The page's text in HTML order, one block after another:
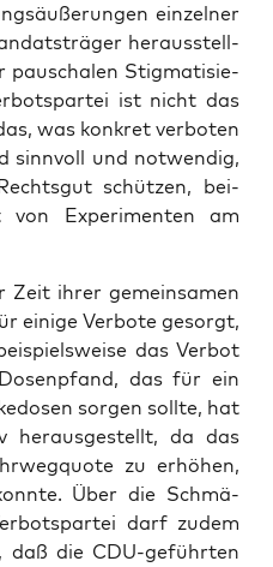
ein­zel­ner
her­aus­stell­
pau­scha­len Stig­ma­ti­sie­
ist nicht das
was kon­kret ver­bo­ten
sinn­voll und not­wen­dig,
schüt­zen, bei­
von Expe­ri­men­ten am
Zeit ihrer gemein­sa­men
eini­ge Ver­bo­te gesorgt,
das Ver­bot
das für ein
sor­gen soll­te, hat
her­aus­ge­stellt, da das
zu erhö­hen,
Über die Schmä­
darf zudem
daß die CDU-geführ­ten